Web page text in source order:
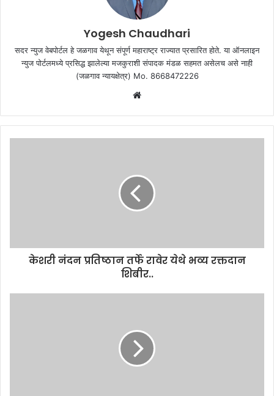
Yogesh Chaudhari
सदर न्युज वेबपोर्टल हे जळगाव येथून संपूर्ण महाराष्ट्र राज्यात प्रसारित होते. या ऑनलाइन
न्युज पोर्टलमध्ये प्रसिद्ध झालेल्या मजकुराशी संपादक मंडळ सहमत असेलच असे नाही
(जळगाव न्यायक्षेत्र) Mo. 8668472226
Website
केशरी नंदन प्रतिष्ठान तर्फे रावेर येथे भव्य रक्तदान
शिबीर..